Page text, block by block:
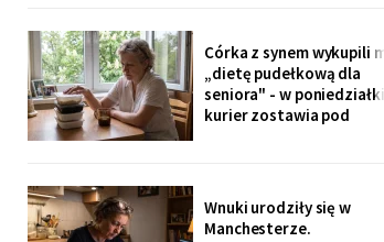
roześmiana kobieta przy
ognisku. Na ostatniej
klatce on - młody, z
wąsami, obejmuje ją
ramieniem.
Córka z synem wykupili mi
„dietę pudełkową dla
seniora" - w poniedziałki
kurier zostawia pod
jesteśmy spokojni,
mamo". Od marca nikt nie
Wnuki urodziły się w
Manchesterze.